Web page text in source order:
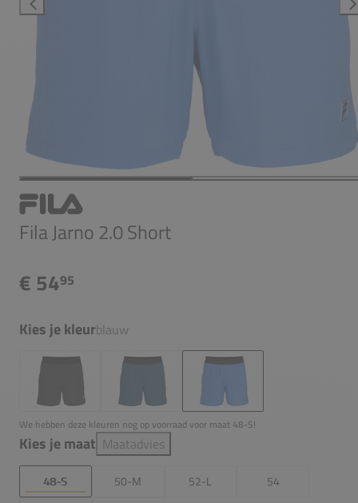
Fila Jarno 2.0 Short
€ 5495
Kies je kleurblauw
We hebben deze kleuren nog op voorraad voor maat 48-S!
Kies je maat Maatadvies
48-S 50-M 52-L
54